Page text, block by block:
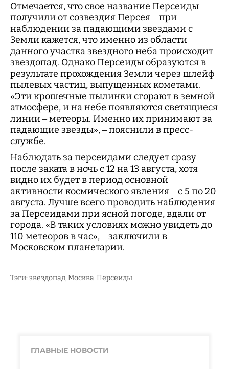
Отмечается, что свое название Персеиды
получили от созвездия Персея – при
наблюдении за падающими звездами с
Земли кажется, что именно из области
данного участка звездного неба происходит
звездопад. Однако Персеиды образуются в
результате прохождения Земли через шлейф
пылевых частиц, выпущенных кометами.
«Эти крошечные пылинки сгорают в земной
атмосфере, и на небе появляются светящиеся
линии – метеоры. Именно их принимают за
падающие звезды», – пояснили в пресс-
службе.
Наблюдать за персеидами следует сразу
после заката в ночь с 12 на 13 августа, хотя
видно их будет в период основной
активности космического явления – с 5 по 20
августа. Лучше всего проводить наблюдения
за Персеидами при ясной погоде, вдали от
города. «В таких условиях можно увидеть до
110 метеоров в час», – заключили в
Московском планетарии.
Тэги: звездопад Москва Персеиды
ГЛАВНЫЕ НОВОСТИ